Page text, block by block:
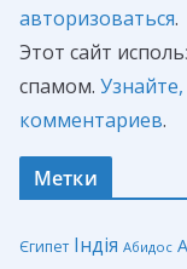
авторизоваться.
Этот сайт
спамом.
комментариев.
Метки
Єгипет Індія Абидос